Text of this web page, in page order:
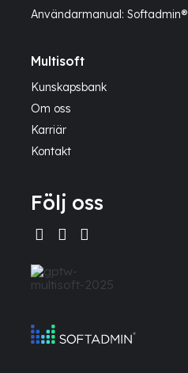
Användarmanual: Softadmin®
Multisoft
Kunskapsbank
Om oss
Karriär
Kontakt
Följ oss